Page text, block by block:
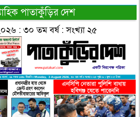
পাতাকুঁড়ির দেশ
: ৩০ তম বর্ষ : সংখ্যা ২৫